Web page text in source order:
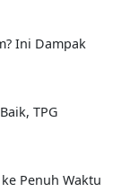
Ini Dampak
TPG
Penuh Waktu